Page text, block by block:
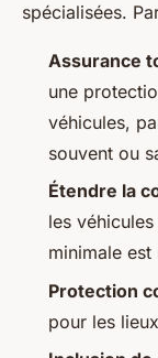
spécialisées.
Assurance
une
véhicules,
souvent ou
Étendre la
les
minimale est
Protection
pour les